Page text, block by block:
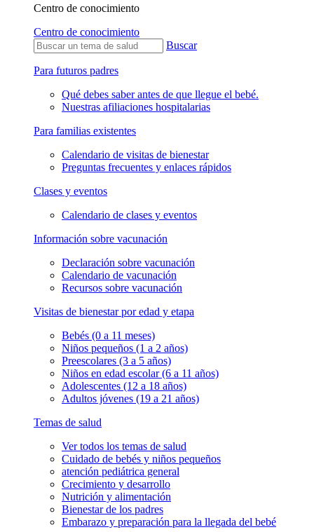
Centro de conocimiento
Centro de conocimiento
Buscar
Para futuros padres
Qué debes saber antes de que llegue el bebé.
Nuestras afiliaciones hospitalarias
Para familias existentes
Calendario de visitas de bienestar
Preguntas frecuentes y enlaces rápidos
Clases y eventos
Calendario de clases y eventos
Información sobre vacunación
Declaración sobre vacunación
Calendario de vacunación
Recursos sobre vacunación
Visitas de bienestar por edad y etapa
Bebés (0 a 11 meses)
Niños pequeños (1 a 2 años)
Preescolares (3 a 5 años)
Niños en edad escolar (6 a 11 años)
Adolescentes (12 a 18 años)
Adultos jóvenes (19 a 21 años)
Temas de salud
Ver todos los temas de salud
Cuidado de bebés y niños pequeños
atención pediátrica general
Crecimiento y desarrollo
Nutrición y alimentación
Bienestar de los padres
Embarazo y preparación para la llegada del bebé